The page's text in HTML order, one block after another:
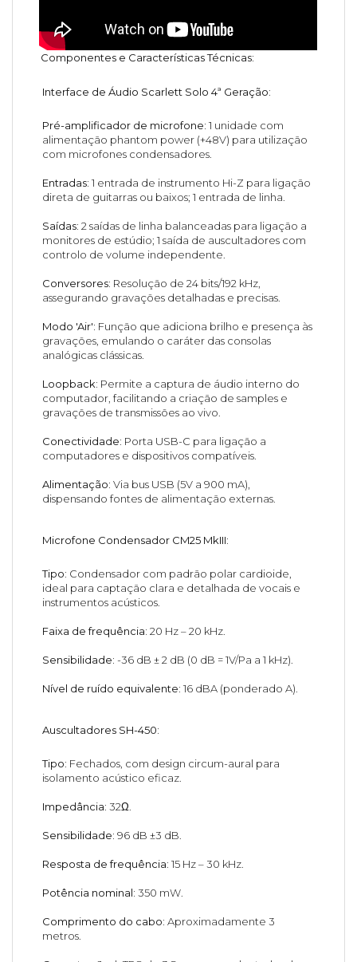
Componentes e Características Técnicas:
Interface de Áudio Scarlett Solo 4ª Geração:
Pré-amplificador de microfone: 1 unidade com
alimentação phantom power (+48V) para utilização
com microfones condensadores.
Entradas: 1 entrada de instrumento Hi-Z para ligação
direta de guitarras ou baixos; 1 entrada de linha.
Saídas: 2 saídas de linha balanceadas para ligação a
monitores de estúdio; 1 saída de auscultadores com
controlo de volume independente.
Conversores: Resolução de 24 bits/192 kHz,
assegurando gravações detalhadas e precisas.
Modo 'Air': Função que adiciona brilho e presença às
gravações, emulando o caráter das consolas
analógicas clássicas.
Loopback: Permite a captura de áudio interno do
computador, facilitando a criação de samples e
gravações de transmissões ao vivo.
Conectividade: Porta USB-C para ligação a
computadores e dispositivos compatíveis.
Alimentação: Via bus USB (5V a 900 mA),
dispensando fontes de alimentação externas.
Microfone Condensador CM25 MkIII:
Tipo: Condensador com padrão polar cardioide,
ideal para captação clara e detalhada de vocais e
instrumentos acústicos.
Faixa de frequência: 20 Hz – 20 kHz.
Sensibilidade: -36 dB ± 2 dB (0 dB = 1V/Pa a 1 kHz).
Nível de ruído equivalente: 16 dBA (ponderado A).
Auscultadores SH-450:
Tipo: Fechados, com design circum-aural para
isolamento acústico eficaz.
Impedância: 32Ω.
Sensibilidade: 96 dB ±3 dB.
Resposta de frequência: 15 Hz – 30 kHz.
Potência nominal: 350 mW.
Comprimento do cabo: Aproximadamente 3
metros.